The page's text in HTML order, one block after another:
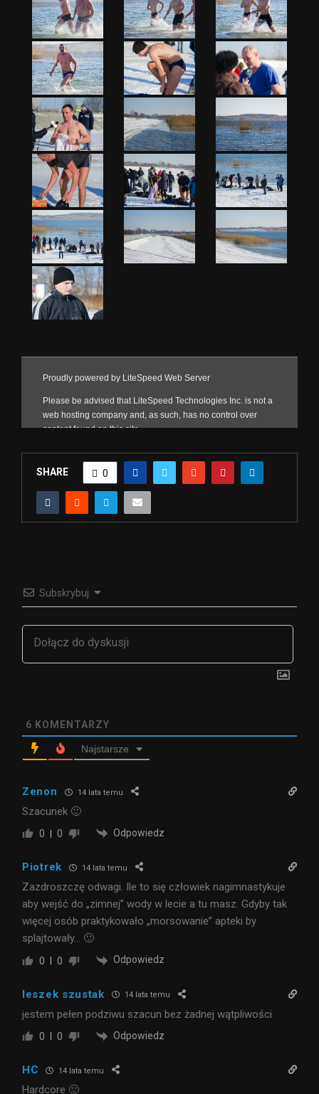
SHARE 0
Subskrybuj
6 KOMENTARZY
Najstarsze
Zenon 14 lata temu
Szacunek 🙂
0 0 Odpowiedz
Piotrek 14 lata temu
Zazdroszczę odwagi. Ile to się człowiek nagimnastykuje
aby wejść do „zimnej” wody w lecie a tu masz. Gdyby tak
więcej osób praktykowało „morsowanie” apteki by
splajtowały… 🙂
0 0 Odpowiedz
leszek szustak 14 lata temu
jestem pełen podziwu szacun bez żadnej wątpliwości
0 0 Odpowiedz
HC 14 lata temu
Hardcore 🙂